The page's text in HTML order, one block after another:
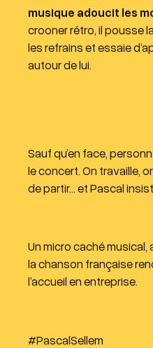
musique adoucit les
crooner rétro, il pousse
les refrains et essaie
autour de lui.
Sauf qu’en face,
le concert. On travaille,
de partir… et Pascal
Un micro caché
la chanson française
l’accueil en entreprise.
#PascalSellem